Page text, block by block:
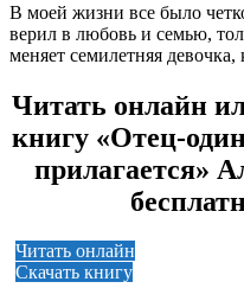
В моей жизни все было
верил в любовь и семью,
меняет семилетняя
Читать онлайн
книгу «Отец-
прилагается»
Читать онлайн
Скачать книгу